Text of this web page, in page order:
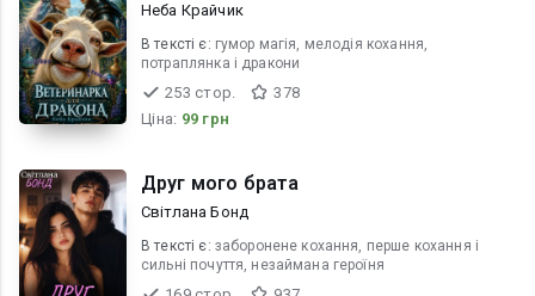
Неба Крайчик
В текcті є: гумор магія, мелодія кохання,
потраплянка і дракони
253 стор.
378
Ціна: 99 грн
Друг мого брата
Світлана Бонд
В текcті є: заборонене кохання, перше кохання і
сильні почуття, незаймана героїня